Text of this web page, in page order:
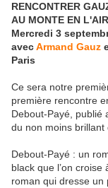
RENCONTRER
AU MONTE EN L'AIR
Mercredi 3
avecArmand Gauz
Paris
Ce sera notre
première rencontre
Debout-Payé, publié
du non moins brillant
Debout-Payé : un
black que l’on
roman qui dresse un